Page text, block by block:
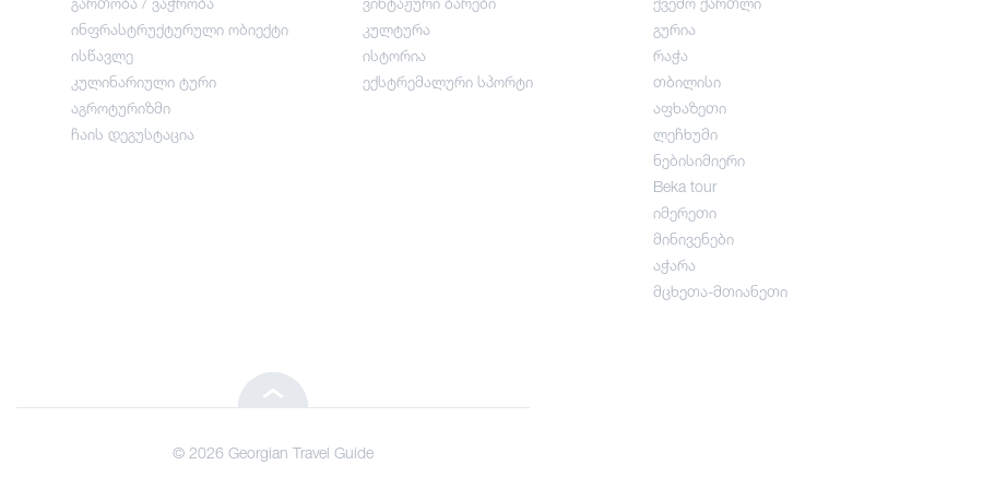
გართობა / ვაჭრობა
ჩაის დეგუსტაცია
ინფრასტრუქტურული ობიექტი
ისწავლე
კულინარიული ტური
აგროტურიზმი
ჩაის დეგუსტაცია
კულტურა
ისტორია
ექსტრემალური სპორტი
გურია
რაჭა
თბილისი
აფხაზეთი
ლეჩხუმი
ნებისიმიერი
Beka tour
იმერეთი
მინივენები
აჭარა
მცხეთა-მთიანეთი
© 2026 Georgian Travel Guide